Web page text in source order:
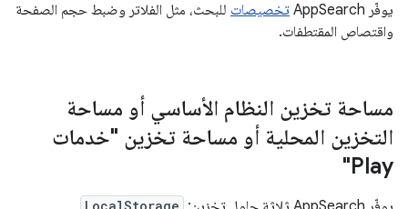
يوفّر AppSearch
تخصيصات للبحث، مثل الفلاتر وضبط حجم الصفحة
واقتصاص المقتطفات.
مساحة تخزين النظام الأساسي أو مساحة
التخزين المحلية أو مساحة تخزين "خدمات
Play"